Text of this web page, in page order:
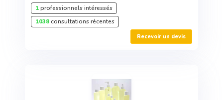
1professionnels intéressés
1038consultations récentes
Recevoir un devis